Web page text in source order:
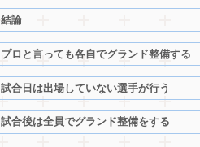
結論
プロと言っても各自でグランド整備する
試合日は出場していない選手が行う
試合後は全員でグランド整備をする